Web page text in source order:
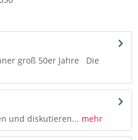
groß 50er Jahre Die
und diskutieren... mehr